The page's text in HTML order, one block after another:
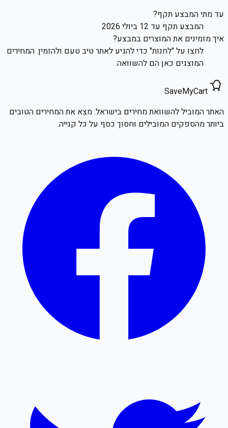
עד מתי המבצע תקף?
המבצע תקף עד 12 ביולי 2026
איך מזמינים את המוצרים במבצע?
לחצו על "לחנות" כדי להגיע לאתר טיב טעם ולהזמין. המחירים
המוצגים כאן הם להשוואה.
SaveMyCart
האתר המוביל להשוואת מחירים בישראל. מצא את המחירים הטובים
ביותר מהספקים המובילים וחסוך כסף על כל קנייה.